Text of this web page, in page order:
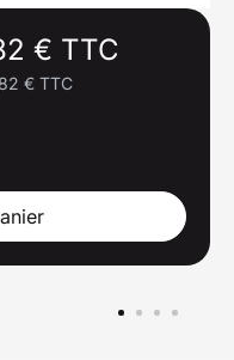
€ TTC
€ TTC